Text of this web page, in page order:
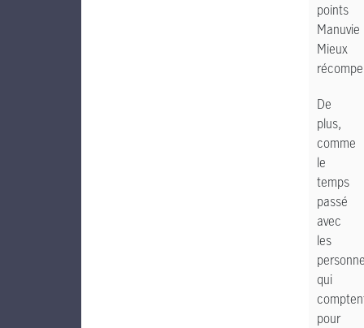
points
Manuvie
Mieux
De
plus,
comme
le
temps
passé
avec
les
qui
pour